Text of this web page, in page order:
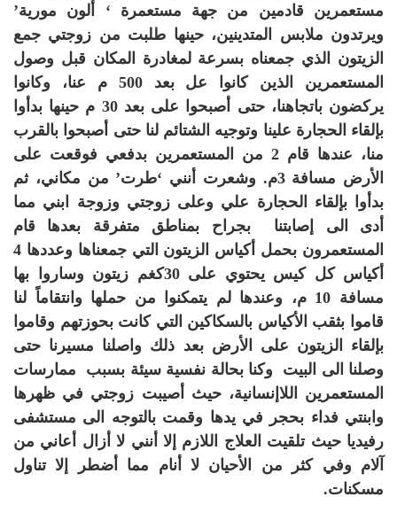
مستعمرين قادمين من جهة مستعمرة ‘ ألون مورية’
ويرتدون ملابس المتدينين، حينها طلبت من زوجتي جمع
الزيتون الذي جمعناه بسرعة لمغادرة المكان قبل وصول
المستعمرين الذين كانوا عل بعد 500 م عنا، وكانوا
يركضون باتجاهنا، حتى أصبحوا على بعد 30 م حينها بدأوا
بإلقاء الحجارة علينا وتوجيه الشتائم لنا حتى أصبحوا بالقرب
منا، عندها قام 2 من المستعمرين بدفعي فوقعت على
الأرض مسافة 3م. وشعرت أنني ‘طرت’ من مكاني، ثم
بدأوا بإلقاء الحجارة علي وعلى زوجتي وزوجة ابني مما
أدى الى إصابتنا بجراح بمناطق متفرقة بعدها قام
المستعمرون بحمل أكياس الزيتون التي جمعناها وعددها 4
أكياس كل كيس يحتوي على 30كغم زيتون وساروا بها
مسافة 10 م، وعندها لم يتمكنوا من حملها وانتقاماً لنا
قاموا بثقب الأكياس بالسكاكين التي كانت بحوزتهم وقاموا
بإلقاء الزيتون على الأرض بعد ذلك واصلنا مسيرنا حتى
وصلنا الى البيت وكنا بحالة نفسية سيئة بسبب ممارسات
المستعمرين اللاإنسانية، حيث أصيبت زوجتي في ظهرها
وابنتي فداء بحجر في يدها وقمت بالتوجه الى مستشفى
رفيديا حيث تلقيت العلاج اللازم إلا أنني لا أزال أعاني من
آلام وفي كثر من الأحيان لا أنام مما أضطر إلا تناول
مسكنات.